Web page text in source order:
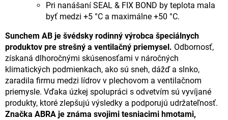
Pri nanášaní SEAL & FIX BOND by teplota mala
byť medzi +5 °C a maximálne +50 °C.
Sunchem AB je švédsky rodinný výrobca špeciálnych
produktov pre strešný a ventilačný priemysel. Odbornosť,
získaná dlhoročnými skúsenosťami v náročných
klimatických podmienkach, ako sú sneh, dážď a slnko,
zaradila firmu medzi lídrov v plechovom a ventilačnom
priemysle. Vďaka úzkej spolupráci s odvetvím sú vyvíjané
produkty, ktoré zlepšujú výsledky a podporujú udržateľnosť.
Značka ABRA je známa svojimi tesniacimi hmotami,